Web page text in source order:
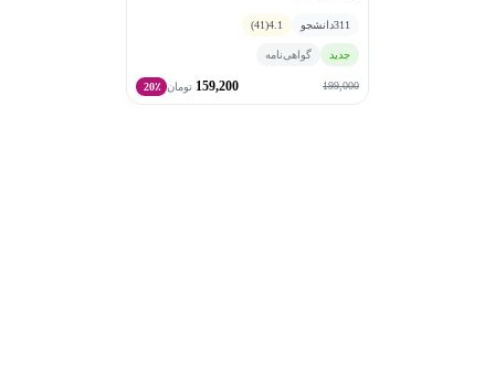
311دانشجو 4.1
(41)
جدید گواهی‌نامه
199,000
159,200 تومان 20٪